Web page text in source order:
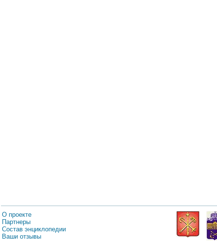
О проекте
Партнеры
Состав энциклопедии
Ваши отзывы